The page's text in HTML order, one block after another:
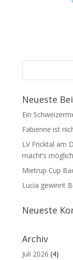
Neueste
Ein
Fabienne ist
LV Fricktal am
macht‘s
Mietrup Cup
Lucia gewinnt
Neueste
Archiv
Juli 2026 (4)